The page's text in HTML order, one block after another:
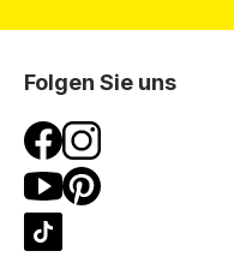
Folgen Sie uns